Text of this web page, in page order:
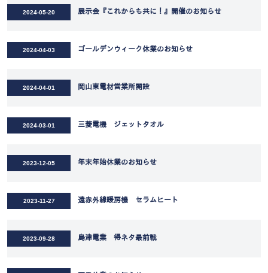
2024-05-20 展示会『これからも共に！』開催のお知らせ
2024-04-03 ゴールデンウィーク休業のお知らせ
2024-04-01 岡山東電材営業所開設
2024-03-01 三菱電機 ジェットタオル
2023-12-05 年末年始休業のお知らせ
2023-11-27 遠赤外線暖房機 セラムヒート
2023-09-28 島津電業 得ネタ最前戦